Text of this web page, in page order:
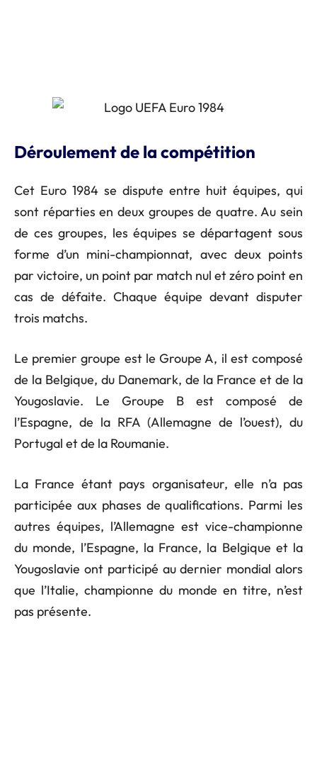
Déroulement de la compétition
Cet Euro 1984 se dispute entre huit équipes, qui
sont réparties en deux groupes de quatre. Au sein
de ces groupes, les équipes se départagent sous
forme d’un mini-championnat, avec deux points
par victoire, un point par match nul et zéro point en
cas de défaite. Chaque équipe devant disputer
trois matchs.
Le premier groupe est le Groupe A, il est composé
de la Belgique, du Danemark, de la France et de la
Yougoslavie. Le Groupe B est composé de
l’Espagne, de la RFA (Allemagne de l’ouest), du
Portugal et de la Roumanie.
La France étant pays organisateur, elle n’a pas
participée aux phases de qualifications. Parmi les
autres équipes, l’Allemagne est vice-championne
du monde, l’Espagne, la France, la Belgique et la
Yougoslavie ont participé au dernier mondial alors
que l’Italie, championne du monde en titre, n’est
pas présente.